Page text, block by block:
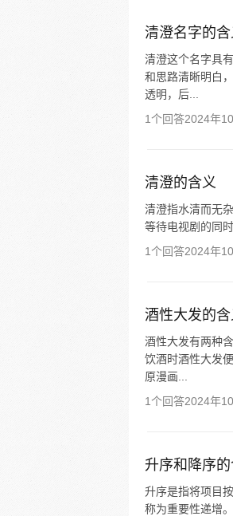
清澄名字的含
清澄这个名字具
和思路清晰明白
透明，后...
1个回答2024年
清澄的含义
清澄指水清而无
等待电视剧的同
1个回答2024年
酒性大发的含
酒性大发有两种
饮酒时酒性大发
原漫画...
1个回答2024年
升序和降序
升序是指将项目
称为重要性递增